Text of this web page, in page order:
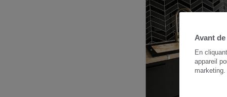
Avant
En
appareil
marketing.